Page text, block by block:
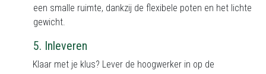
een smalle ruimte, dankzij de flexibele poten en het lichte
gewicht.
5. Inleveren
Klaar met je klus? Lever de hoogwerker in op de